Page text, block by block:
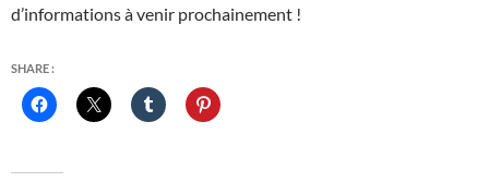
d’informations à venir prochainement !
SHARE :